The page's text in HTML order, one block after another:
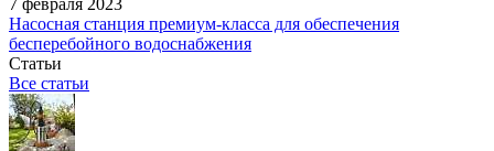
7 февраля 2023
Насосная станция премиум-класса для обеспечения
бесперебойного водоснабжения
Статьи
Все статьи